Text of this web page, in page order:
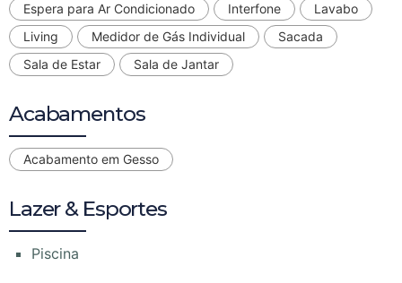
Espera para Ar Condicionado
Interfone
Lavabo
Living
Medidor de Gás Individual
Sacada
Sala de Estar
Sala de Jantar
Acabamentos
Acabamento em Gesso
Lazer & Esportes
Piscina